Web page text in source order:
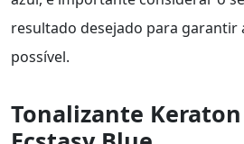
resultado desejado para garantir
possível.
Tonalizante